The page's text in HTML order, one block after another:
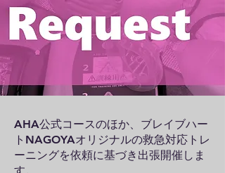
​AHA公式コースのほか、ブレイブハー
トNAGOYAオリジナルの救急対応トレ
ーニングを依頼に基づき出張開催しま